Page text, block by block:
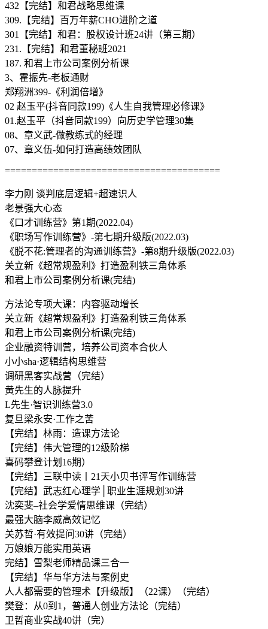
432【完结】和君战略思维课
309.【完结】百万年薪CHO进阶之道
301【完结】和君：股权设计班24讲（第三期）
231.【完结】和君董秘班2021
187. 和君上市公司案例分析课
3、霍振先-老板通财
郑翔洲399-《利润倍增》
02 赵玉平(抖音同款199)《人生自我管理必修课》
01.赵玉平（抖音同款199）向历史学管理30集
08、章义武-做教练式的经理
07、章义伍-如何打造高绩效团队
========================================
李力刚 谈判底层逻辑+超速识人
老景强大心态
《口才训练营》第1期(2022.04)
《职场写作训练营》-第七期升级版(2022.03)
《脱不花:管理者的沟通训练营》-第8期升级版(2022.03)
关立新《超常规盈利》打造盈利铁三角体系
和君上市公司案例分析课(完结)
方法论专项大课：内容驱动增长
关立新《超常规盈利》打造盈利铁三角体系
和君上市公司案例分析课(完结)
企业融资特训营，培养公司资本合伙人
小小sha·逻辑结构思维营
调研黑客实战营（完结）
黄先生的人脉提升
L先生·智识训练营3.0
复旦梁永安·工作之苦
【完结】林雨：造课方法论
【完结】伟大管理的12级阶梯
喜码攀登计划16期）
【完结】三联中读丨21天小贝书评写作训练营
【完结】武志红心理学│职业生涯规划30讲
沈奕斐–社会学爱情思维课（完结）
最强大脑李威高效记忆
关苏哲·有效提问30讲（完结）
万娘娘万能实用英语
完结】雪梨老师精品课三合一
【完结】华与华方法与案例史
人人都需要的管理术【升级版】（22课）（完结）
樊登：从0到1，普通人创业方法论（完结）
卫哲商业实战40讲（完）